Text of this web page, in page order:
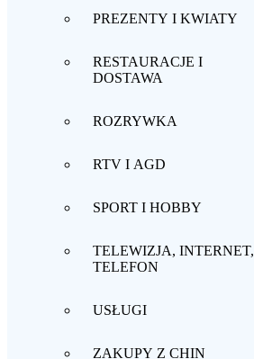
PREZENTY I KWIATY
RESTAURACJE I
DOSTAWA
ROZRYWKA
RTV I AGD
SPORT I HOBBY
TELEWIZJA, INTERNET,
TELEFON
USŁUGI
ZAKUPY Z CHIN